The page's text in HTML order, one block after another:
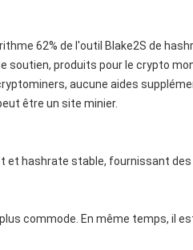
62% de l'outil Blake2S de
soutien, produits pour le crypto
aucune aides
être un site minier.
et hashrate stable, fournissant
commode. En même temps, il